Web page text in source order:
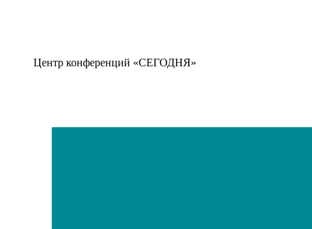
Центр конференций «СЕГОДНЯ»